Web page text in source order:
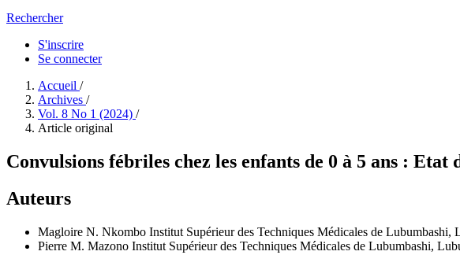
Rechercher
S'inscrire
Se connecter
Accueil /
Archives /
Vol. 8 No 1 (2024) /
Article original
Convulsions fébriles chez les enfants de 0 à 5 ans : Etat
Auteurs
Magloire N. Nkombo Institut Supérieur des Techniques Médicales de
Pierre M. Mazono Institut Supérieur des Techniques Médicales de Lubumbashi,